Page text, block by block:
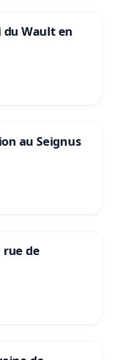
Wault en
au Seignus
de